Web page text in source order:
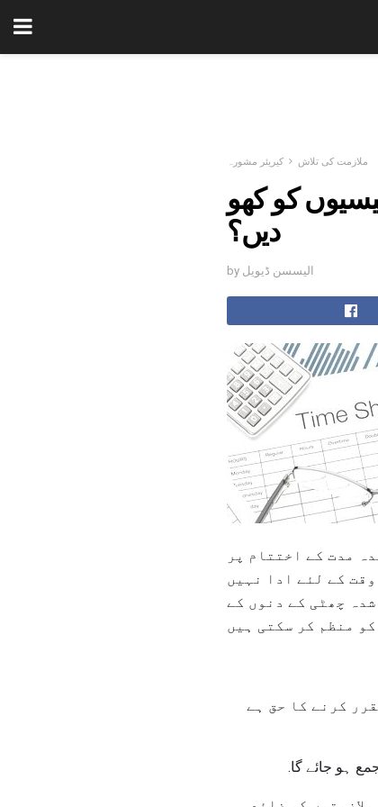
ملازمت کی تلاش کیریئر مشورہ
کو کھو
دیں؟
by الیسسن ڈیویل
مدت کے اختتام پر
کے لئے ادا نہیں
چھٹی کے دنوں کے
کرنے کا حق ہے
ہو جائے گا.